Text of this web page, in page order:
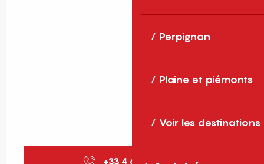
Perpignan
Plaine et piémonts
Voir les destinations
+33 4 68 05 53 ▒▒